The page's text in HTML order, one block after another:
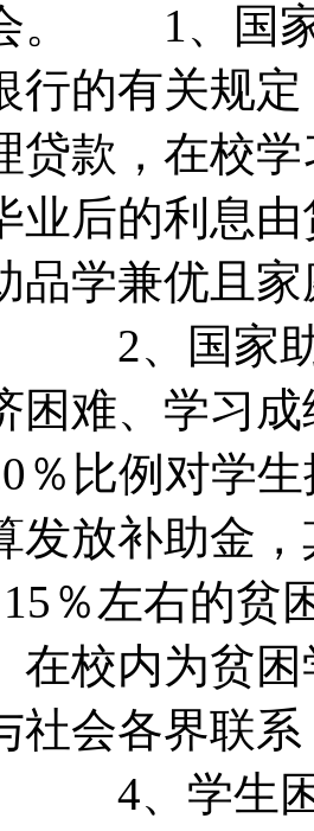
。 1、国家
行的有关规
贷款，在校
业后的利息
品学兼优且
2、国家助
困难、学习
％比例对学
发放补助金
15％左右的
在校内为贫
社会各界联
4、学生困